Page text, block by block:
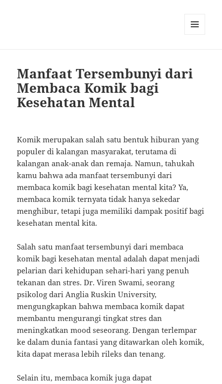
Manfaat Tersembunyi dari
Membaca Komik bagi
Kesehatan Mental
Komik merupakan salah satu bentuk hiburan yang
populer di kalangan masyarakat, terutama di
kalangan anak-anak dan remaja. Namun, tahukah
kamu bahwa ada manfaat tersembunyi dari
membaca komik bagi kesehatan mental kita? Ya,
membaca komik ternyata tidak hanya sekedar
menghibur, tetapi juga memiliki dampak positif bagi
kesehatan mental kita.
Salah satu manfaat tersembunyi dari membaca
komik bagi kesehatan mental adalah dapat menjadi
pelarian dari kehidupan sehari-hari yang penuh
tekanan dan stres. Dr. Viren Swami, seorang
psikolog dari Anglia Ruskin University,
mengungkapkan bahwa membaca komik dapat
membantu mengurangi tingkat stres dan
meningkatkan mood seseorang. Dengan terlempar
ke dalam dunia fantasi yang ditawarkan oleh komik,
kita dapat merasa lebih rileks dan tenang.
Selain itu, membaca komik juga dapat